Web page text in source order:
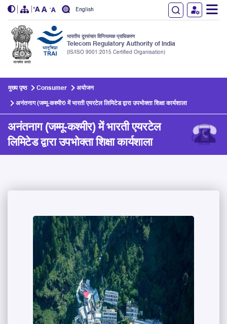
English
भारतीय दूरसंचार विनियामक प्राधिकरण
Telecom Regulatory Authority of India
(IS/ISO 9001:2015 Certified Organisation)
मुख्य पृष्ठ Consumer अयोजन
अनंतनाग (जम्मू-कश्मीर) में भारती एयरटेल लिमिटेड द्वारा उपभोक्ता शिक्षा कार्यशाला
अनंतनाग (जम्मू-कश्मीर) में भारती एयरटेल
लिमिटेड द्वारा उपभोक्ता शिक्षा कार्यशाला